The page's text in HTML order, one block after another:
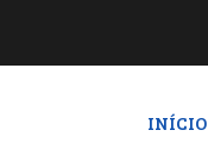
INÍCIO